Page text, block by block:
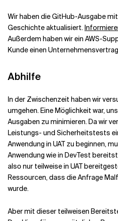
Wir haben die GitHub-Ausgabe
Geschichte aktualisiert.
Außerdem haben wir ein AWS-
Kunde einen
Abhilfe
In der Zwischenzeit haben wir
umgehen. Eine Möglichkeit war,
Ausgaben zu minimieren. Da wir
Leistungs- und Sicherheitstests
Anwendung in UAT zu beginnen,
Anwendung wie in DevTest
also nur teilweise in UAT
Ressourcen, dass die Anfrage
wurde.
Aber mit dieser teilweisen